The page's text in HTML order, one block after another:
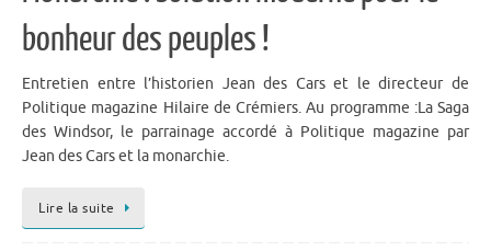
bonheur des peuples !
Entretien entre l’historien Jean des Cars et le directeur de
Politique magazine Hilaire de Crémiers. Au programme :La Saga
des Windsor, le parrainage accordé à Politique magazine par
Jean des Cars et la monarchie.
Lire la suite